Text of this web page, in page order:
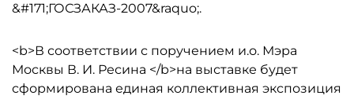
&#171;ГОСЗАКАЗ-2007&raquo;.
<b>В соответствии с поручением и.о. Мэра
Москвы В. И. Ресина </b>на выставке будет
сформирована единая коллективная экспозиция